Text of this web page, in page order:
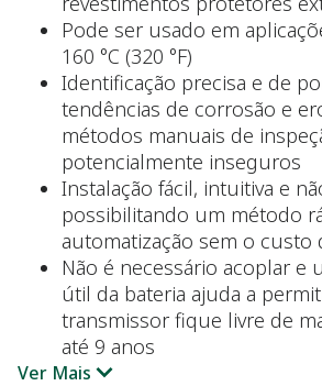
Pode ser usado em
160 °C (320 °F)
Identificação precisa e de
tendências de corrosão e
métodos manuais de
potencialmente inseguros
Instalação fácil, intuitiva e
possibilitando um método
automatização sem o custo
Não é necessário acoplar e
útil da bateria ajuda a
transmissor fique livre de
até 9 anos
Ver Mais